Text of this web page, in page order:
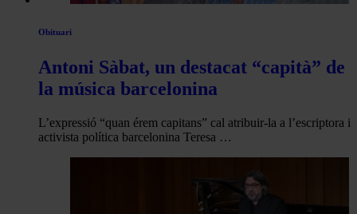
Obituari
Antoni Sàbat, un destacat “capità” de
la música barcelonina
L’expressió “quan érem capitans” cal atribuir-la a l’escriptora i
activista política barcelonina Teresa …